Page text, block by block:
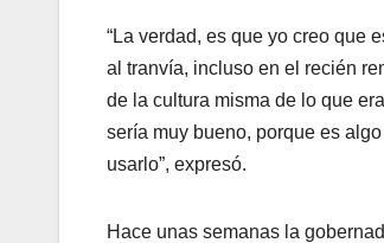
“La verdad, es que yo creo que
al tranvía, incluso en el recién
de la cultura misma de lo que
sería muy bueno, porque es
usarlo”, expresó.
Hace unas semanas la